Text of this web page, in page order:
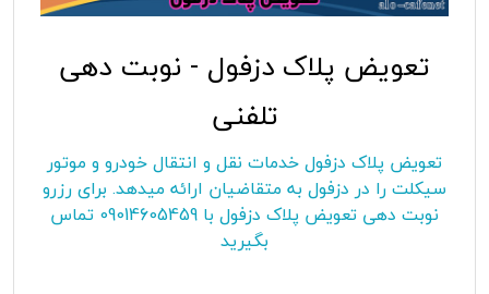
تعویض پلاک دزفول - نوبت دهی
تلفنی
تعویض پلاک دزفول خدمات نقل و انتقال خودرو و موتور
سیکلت را در دزفول به متقاضیان ارائه میدهد. برای رزرو
نوبت دهی تعویض پلاک دزفول با 09014605459 تماس
بگیرید